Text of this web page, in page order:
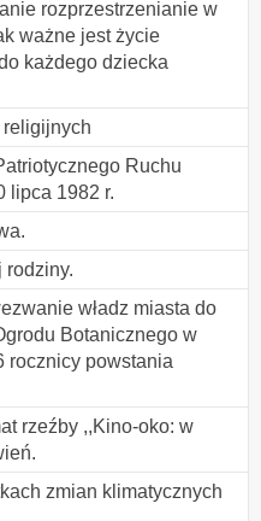
rozprzestrzenianie w
ważne jest życie
każdego dziecka
Ruchu
lipca 1982 r.
rodziny.
władz miasta do
Botanicznego w
rocznicy powstania
rzeźby ,,Kino-oko: w
zmian klimatycznych